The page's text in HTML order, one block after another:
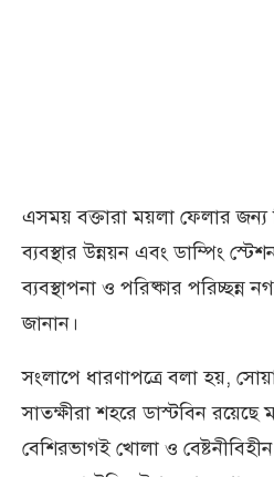
এসময় বক্তারা ময়লা ফেলার জন্য
ব্যবস্থার উন্নয়ন এবং ডাম্পিং
ব্যবস্থাপনা ও পরিষ্কার পরিচ্ছন্ন
জানান।
সংলাপে ধারণাপত্রে বলা হয়,
সাতক্ষীরা শহরে ডাস্টবিন রয়েছে
বেশিরভাগই খোলা ও